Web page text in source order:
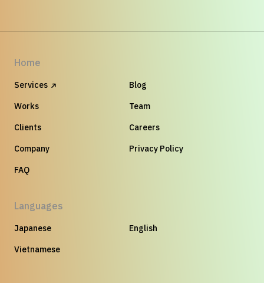
Home
Services
Works
Clients
Company
FAQ
Blog
Team
Careers
Privacy Policy
Languages
Japanese
English
Vietnamese